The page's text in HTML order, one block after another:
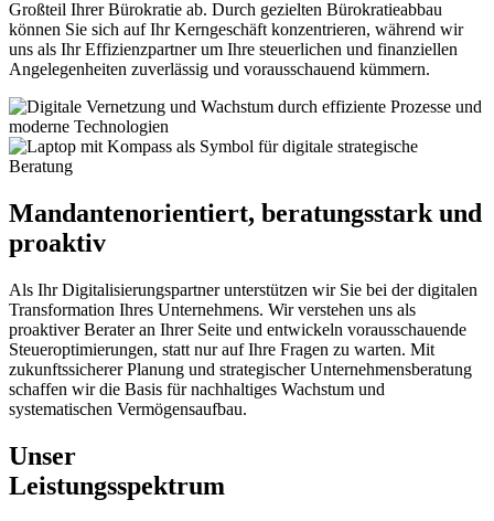
Großteil Ihrer Bürokratie ab. Durch gezielten Bürokratieabbau
können Sie sich auf Ihr Kerngeschäft konzentrieren, während wir
uns als Ihr Effizienzpartner um Ihre steuerlichen und finanziellen
Angelegenheiten zuverlässig und vorausschauend kümmern.
Mandantenorientiert, beratungsstark und
proaktiv
Als Ihr Digitalisierungspartner unterstützen wir Sie bei der digitalen
Transformation Ihres Unternehmens. Wir verstehen uns als
proaktiver Berater an Ihrer Seite und entwickeln vorausschauende
Steueroptimierungen, statt nur auf Ihre Fragen zu warten. Mit
zukunftssicherer Planung und strategischer Unternehmensberatung
schaffen wir die Basis für nachhaltiges Wachstum und
systematischen Vermögensaufbau.
Unser
Leistungsspektrum